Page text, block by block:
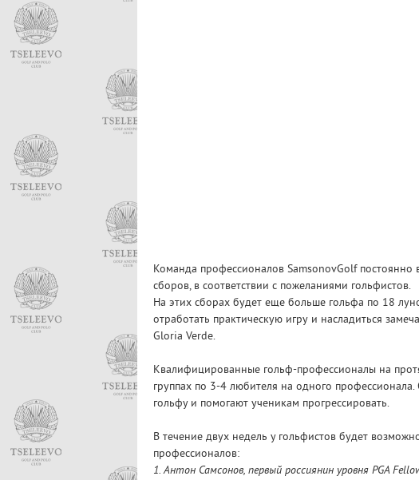
Команда профессионалов SamsonovGolf
сборов, в соответствии с пожеланиями гольфистов.
На этих сборах будет еще больше гольфа по 18
отработать практическую игру и насладиться
Gloria Verde.
Квалифицированные гольф-профессионалы на
группах по 3-4 любителя на одного
гольфу и помогают ученикам прогрессировать.
В течение двух недель у гольфистов будет
профессионалов:
1. Антон Самсонов, первый россиянин уровня PGA